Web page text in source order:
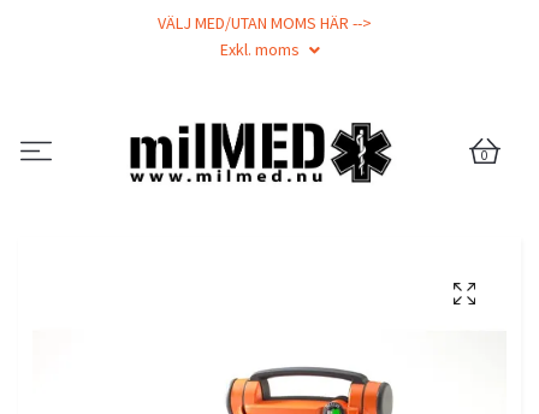
VÄLJ MED/UTAN MOMS HÄR -->
Exkl. moms
0